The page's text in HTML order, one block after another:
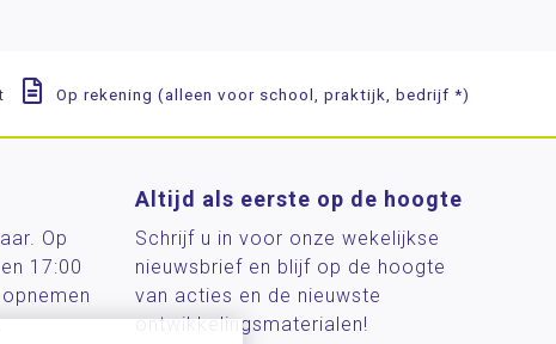
Op rekening (alleen voor school, praktijk, bedrijf *)
Op
17:00
Altijd als eerste op de hoogte
Schrijf u in voor onze wekelijkse
nieuwsbrief en blijf op de hoogte
van acties en de nieuwste
ontwikkelingsmaterialen!